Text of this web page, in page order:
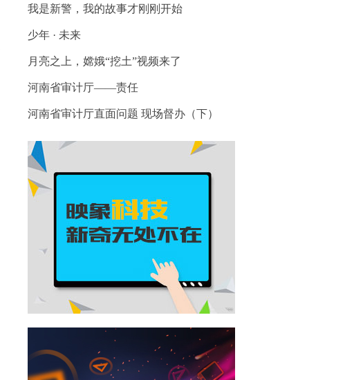
我是新警，我的故事才刚刚开始
少年 · 未来
月亮之上，嫦娥“挖土”视频来了
河南省审计厅——责任
河南省审计厅直面问题 现场督办（下）